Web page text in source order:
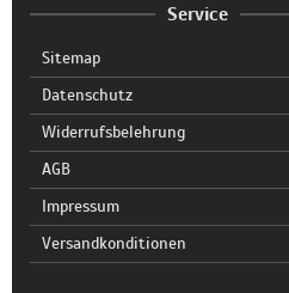
Service
Sitemap
Datenschutz
Widerrufsbelehrung
AGB
Impressum
Versandkonditionen